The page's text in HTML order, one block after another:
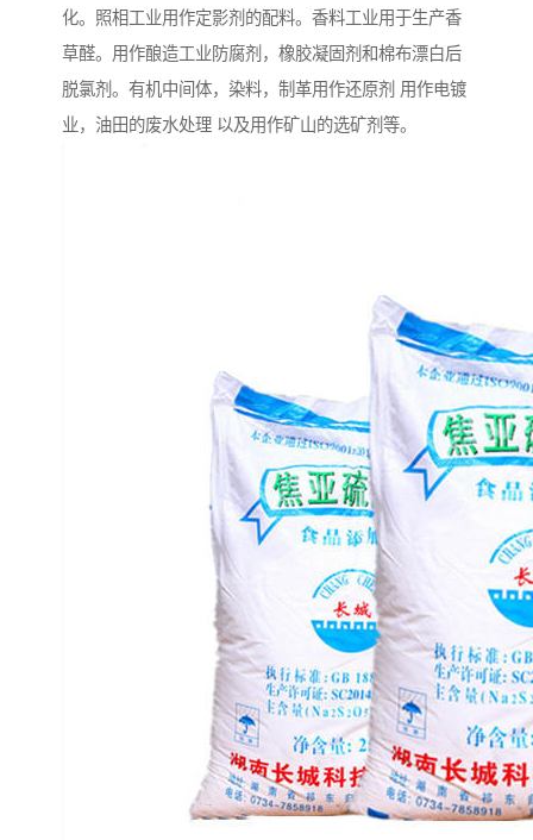
化。照相工业用作定影剂的配料。香料工业用于生产香
草醛。用作酿造工业防腐剂，橡胶凝固剂和棉布漂白后
脱氯剂。有机中间体，染料，制革用作还原剂 用作电镀
业，油田的废水处理 以及用作矿山的选矿剂等。